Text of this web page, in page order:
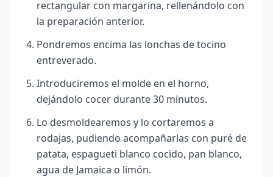
rectangular con margarina, rellenándolo con
la preparación anterior.
Pondremos encima las lonchas de tocino
entreverado.
Introduciremos el molde en el horno,
dejándolo cocer durante 30 minutos.
Lo desmoldearemos y lo cortaremos a
rodajas, pudiendo acompañarlas con puré de
patata, espagueti blanco cocido, pan blanco,
agua de Jamaica o limón.